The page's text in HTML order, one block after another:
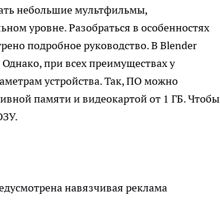
небольшие мультфильмы,
уровне. Разобраться в особенностях
подробное руководство. В Blender
при всех преимуществах у
устройства. Так, ПО можно
памяти и видеокартой от 1 ГБ. Чтобы
навязчивая реклама